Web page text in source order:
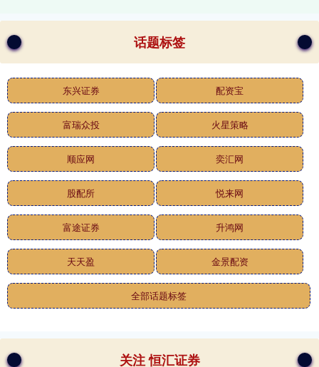
话题标签
东兴证券 配资宝
富瑞众投 火星策略
顺应网 奕汇网
股配所 悦来网
富途证券 升鸿网
天天盈 金景配资
全部话题标签
关注 恒汇证券